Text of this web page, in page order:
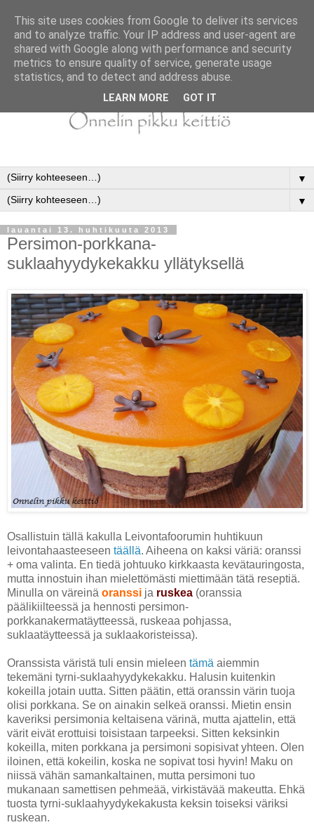
▼
▼
lauantai 13. huhtikuuta 2013
Persimon-porkkana-
suklaahyydykekakku yllätyksellä
Osallistuin tällä kakulla Leivontafoorumin huhtikuun
leivontahaasteeseen täällä. Aiheena on kaksi väriä: oranssi
+ oma valinta. En tiedä johtuuko kirkkaasta kevätauringosta,
mutta innostuin ihan mielettömästi miettimään tätä reseptiä.
Minulla on väreinä oranssi ja ruskea (oranssia
päälikiilteessä ja hennosti persimon-
porkkanakermatäytteessä, ruskeaa pohjassa,
suklaatäytteessä ja suklaakoristeissa).
Oranssista väristä tuli ensin mieleen tämä aiemmin
tekemäni tyrni-suklaahyydykekakku. Halusin kuitenkin
kokeilla jotain uutta. Sitten päätin, että oranssin värin tuoja
olisi porkkana. Se on ainakin selkeä oranssi. Mietin ensin
kaveriksi persimonia keltaisena värinä, mutta ajattelin, että
värit eivät erottuisi toisistaan tarpeeksi. Sitten keksinkin
kokeilla, miten porkkana ja persimoni sopisivat yhteen. Olen
iloinen, että kokeilin, koska ne sopivat tosi hyvin! Maku on
niissä vähän samankaltainen, mutta persimoni tuo
mukanaan samettisen pehmeää, virkistävää makeutta. Ehkä
tuosta tyrni-suklaahyydykekakusta keksin toiseksi väriksi
ruskean.
This site uses cookies from Google to deliver its services
and to analyze traffic. Your IP address and user-agent are
shared with Google along with performance and security
metrics to ensure quality of service, generate usage
statistics, and to detect and address abuse.
LEARN MORE GOT IT